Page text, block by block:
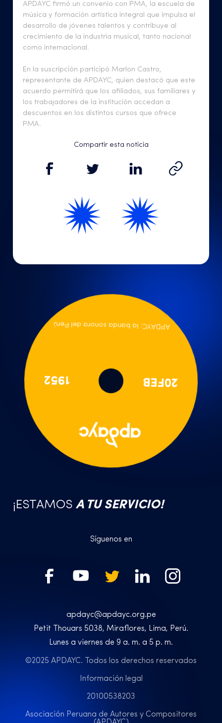
APDAYC firmó un convenio con PMA, la escuela de
música y formación artística integral que impulsa el
desarrollo de jóvenes talentos y contribuye al
crecimiento de la industria musical, tanto nacional
como internacional.
En la suscripción participó Marlon Castro,
representante de APDAYC, quien destacó que este
acuerdo permitirá que los afiliados, sus familiares y
los trabajadores de la institución accedan a
descuentos en los distintos cursos que ofrece
PMA.
Compartir esta noticia
20FEB
APDAYC: la banda sonora del Perú
¡ESTAMOS A TU SERVICIO!
Síguenos en
apdayc@apdayc.org.pe
Petit Thouars 5038, Miraflores, Lima, Perú.
Lunes a viernes de 9 a. m. a 5 p. m.
©2025 APDAYC. Todos los derechos reservados
Información legal
20100538203
Asociación Peruana de Autores y Compositores